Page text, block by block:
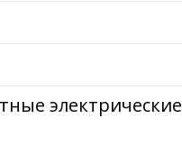
электрические